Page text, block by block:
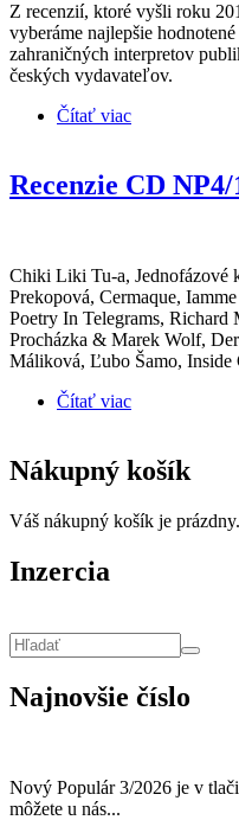
Z recenzií, ktoré vyšli roku
vyberáme najlepšie
zahraničných interpretov
českých vydavateľov.
Čítať viac
Recenzie CD NP4/
Chiki Liki Tu-a, Jednofázové
Prekopová, Cermaque,
Poetry In Telegrams,
Procházka & Marek Wolf,
Máliková, Ľubo Šamo, Inside
Čítať viac
Nákupný košík
Váš nákupný košík je prázdny.
Inzercia
Najnovšie číslo
Nový Populár 3/2026 je v
môžete u nás...